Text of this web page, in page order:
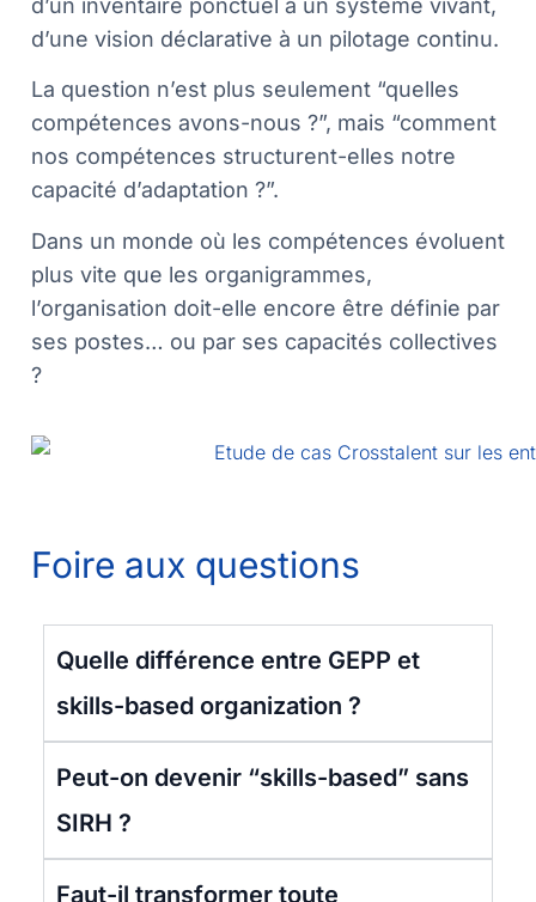
d’un inventaire ponctuel à un système vivant,
d’une vision déclarative à un pilotage continu.
La question n’est plus seulement “quelles
compétences avons-nous ?”, mais “comment
nos compétences structurent-elles notre
capacité d’adaptation ?”.
Dans un monde où les compétences évoluent
plus vite que les organigrammes,
l’organisation doit-elle encore être définie par
ses postes… ou par ses capacités collectives
?
Foire aux questions
Quelle différence entre GEPP et
skills-based organization ?
Peut-on devenir “skills-based” sans
SIRH ?
Faut-il transformer toute